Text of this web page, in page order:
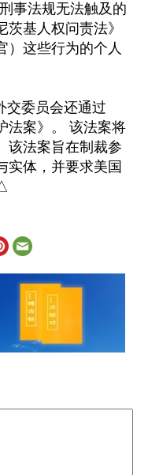
事法规无法触及的
基人权问责法》
）这些行为的个人
交委员会还通过
法案》。 该法案将
该法案旨在制裁参
实体，并要求美国